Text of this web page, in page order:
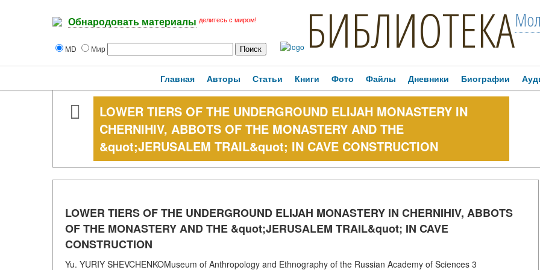
Обнародовать материалы делитесь с миром!
MD Мир БИБЛИОТЕКА
Главная Авторы Статьи Книги Фото Файлы Дневники Биографии
LOWER TIERS OF THE UNDERGROUND ELIJAH MONASTERY IN
CHERNIHIV, ABBOTS OF THE MONASTERY AND THE
&quot;JERUSALEM TRAIL&quot; IN CAVE CONSTRUCTION
LOWER TIERS OF THE UNDERGROUND ELIJAH MONASTERY IN CHERNIHIV, ABBOTS
OF THE MONASTERY AND THE &quot;JERUSALEM TRAIL&quot; IN CAVE
CONSTRUCTION
Yu. YURIY SHEVCHENKOMuseum of Anthropology and Ethnography of the Russian Academy of Sciences 3